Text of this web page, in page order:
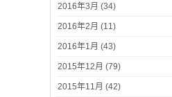
2016年3月 (34)
2016年2月 (11)
2016年1月 (43)
2015年12月 (79)
2015年11月 (42)